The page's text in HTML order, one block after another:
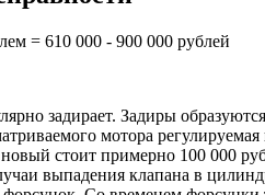
= 610 000 - 900 000 рублей
задирает. Задиры
мотора
новый стоит примерно 100 000
выпадения клапана в